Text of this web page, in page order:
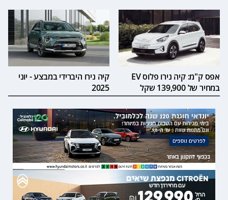
אפס ק"מ: קיה נירו פלוס EV
במחיר של 139,900 שקל
קיה נירו היברידי במבצע - יוני
2025